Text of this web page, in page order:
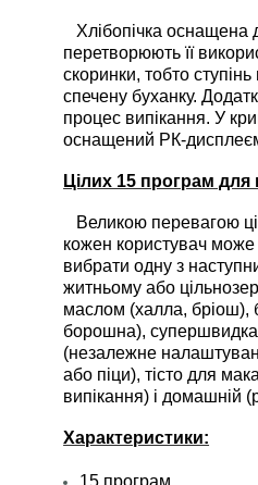
Хлібопічка оснащена
перетворюють її
скоринки, тобто
спечену буханку.
процес випікання. У
оснащений РК-дисплеєм
Цілих 15 програм для
Великою перевагою
кожен користувач може
вибрати одну з
житньому або
маслом (халла, бріош),
борошна), супершвидка
(незалежне
або піци), тісто для
випікання) і домашній
Характеристики:
15 програм